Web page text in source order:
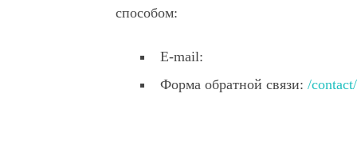
способом:
E-mail:
Форма обратной связи: /contact/